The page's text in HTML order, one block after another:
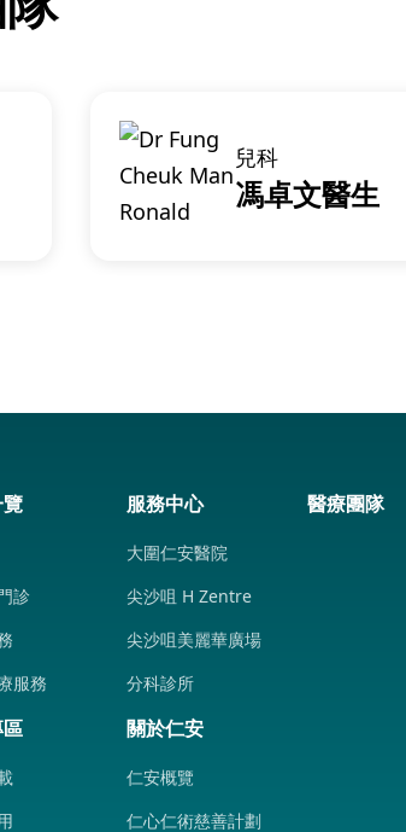
兒科
馮卓文醫生
診
服務
服務中心
大圍仁安醫院
尖沙咀 H Zentre
尖沙咀美麗華廣場
分科診所
醫療團隊
關於仁安
仁安概覽
仁心仁術慈善計劃